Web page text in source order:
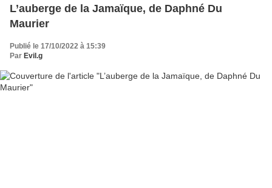
L’auberge de la Jamaïque, de Daphné Du
Maurier
Publié le 17/10/2022 à 15:39
Par Evil.g